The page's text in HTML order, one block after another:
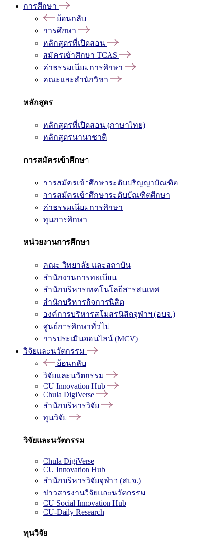
การศึกษา
ย้อนกลับ
การศึกษา
หลักสูตรที่เปิดสอน
สมัครเข้าศึกษา TCAS
ค่าธรรมเนียมการศึกษา
คณะและสำนักวิชา
หลักสูตร
หลักสูตรที่เปิดสอน (ภาษาไทย)
หลักสูตรนานาชาติ
การสมัครเข้าศึกษา
การสมัครเข้าศึกษาระดับปริญญาบัณฑิต
การสมัครเข้าศึกษาระดับบัณฑิตศึกษา
ค่าธรรมเนียมการศึกษา
ทุนการศึกษา
หน่วยงานการศึกษา
คณะ วิทยาลัย และสถาบัน
สำนักงานการทะเบียน
สำนักบริหารเทคโนโลยีสารสนเทศ
สำนักบริหารกิจการนิสิต
องค์การบริหารสโมสรนิสิตจุฬาฯ (อบจ.)
ศูนย์การศึกษาทั่วไป
การประเมินออนไลน์ (MCV)
วิจัยและนวัตกรรม
ย้อนกลับ
วิจัยและนวัตกรรม
CU Innovation Hub
Chula DigiVerse
สำนักบริหารวิจัย
ทุนวิจัย
วิจัยและนวัตกรรม
Chula DigiVerse
CU Innovation Hub
สำนักบริหารวิจัยจุฬาฯ (สบจ.)
ข่าวสารงานวิจัยและนวัตกรรม
CU Social Innovation Hub
CU-Daily Research
ทุนวิจัย